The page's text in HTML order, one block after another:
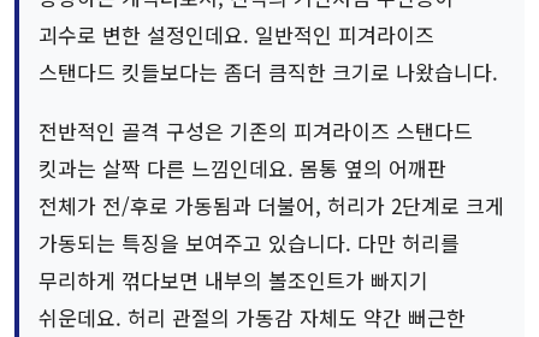
괴수로 변한 설정인데요. 일반적인 피겨라이즈
스탠다드 킷들보다는 좀더 큼직한 크기로 나왔습니다.
전반적인 골격 구성은 기존의 피겨라이즈 스탠다드
킷과는 살짝 다른 느낌인데요. 몸통 옆의 어깨판
전체가 전/후로 가동됨과 더불어, 허리가 2단계로 크게
가동되는 특징을 보여주고 있습니다. 다만 허리를
무리하게 꺾다보면 내부의 볼조인트가 빠지기
쉬운데요. 허리 관절의 가동감 자체도 약간 뻐근한